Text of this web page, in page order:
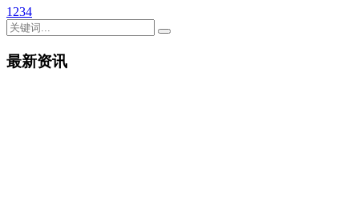
1 234
最新资讯